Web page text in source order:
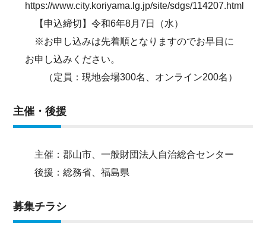
https://www.city.koriyama.lg.jp/site/sdgs/114207.html
【申込締切】令和6年8月7日（水）
※お申し込みは先着順となりますのでお早目に
お申し込みください。
（定員：現地会場300名、オンライン200名）
主催・後援
主催：郡山市、一般財団法人自治総合センター
後援：総務省、福島県
募集チラシ